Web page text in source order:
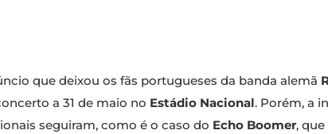
que deixou os fãs portugueses da banda alemã
a 31 de maio no Estádio Nacional. Porém, a
seguiram, como é o caso do Echo Boomer,